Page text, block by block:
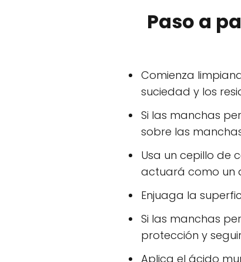
Paso a
Comienza
suciedad y los
Si las manchas
sobre las
Usa un cepillo de
actuará como un
Enjuaga la
Si las manchas
protección y
Aplica el ácido